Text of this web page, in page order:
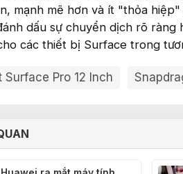
mạnh mẽ hơn và ít "thỏa
dấu sự chuyển dịch rõ ràng
các thiết bị Surface trong
Surface Pro 12 Inch